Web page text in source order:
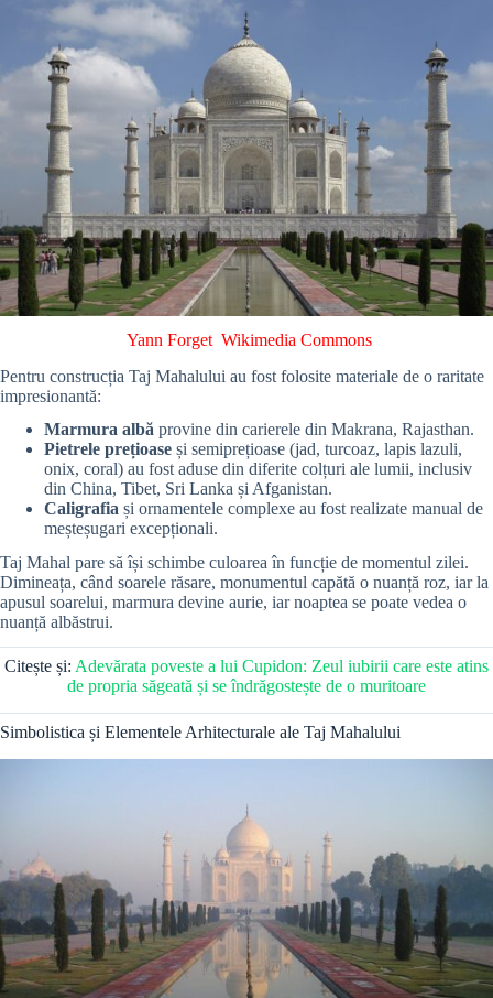
Yann Forget Wikimedia Commons
Pentru construcția Taj Mahalului au fost folosite materiale de o raritate
impresionantă:
Marmura albă provine din carierele din Makrana, Rajasthan.
Pietrele prețioase și semiprețioase (jad, turcoaz, lapis lazuli,
onix, coral) au fost aduse din diferite colțuri ale lumii, inclusiv
din China, Tibet, Sri Lanka și Afganistan.
Caligrafia și ornamentele complexe au fost realizate manual de
meșteșugari excepționali.
Taj Mahal pare să își schimbe culoarea în funcție de momentul zilei.
Dimineața, când soarele răsare, monumentul capătă o nuanță roz, iar la
apusul soarelui, marmura devine aurie, iar noaptea se poate vedea o
nuanță albăstrui.
Citește și: Adevărata poveste a lui Cupidon: Zeul iubirii care este atins
de propria săgeată și se îndrăgostește de o muritoare
Simbolistica și Elementele Arhitecturale ale Taj Mahalului